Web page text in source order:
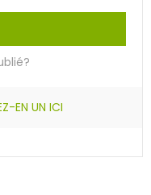
EN UN ICI